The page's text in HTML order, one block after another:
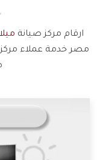
ارقام مركز صيانة ميلا
مصر خدمة عملاء